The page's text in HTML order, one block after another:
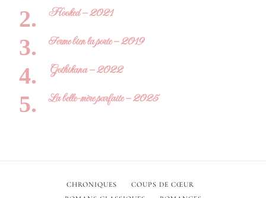
Hooked – 2021
Ferme bien la porte – 2019
Gothikana – 2022
La belle-mère parfaite – 2025
CHRONIQUES
COUPS DE CŒUR